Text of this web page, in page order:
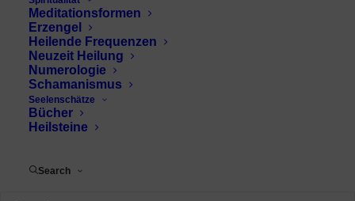
Meditationsformen
Erzengel
Heilende Frequenzen
Neuzeit Heilung
Numerologie
Schamanismus
Seelenschätze
Bücher
Heilsteine
Search